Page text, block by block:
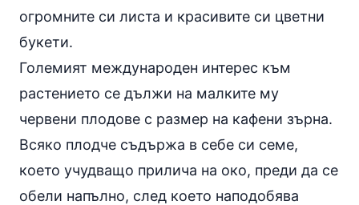
огромните си листа и красивите си цветни
букети.
Големият международен интерес към
растението се дължи на малките му
червени плодове с размер на кафени зърна.
Всяко плодче съдържа в себе си семе,
което учудващо прилича на око, преди да се
обели напълно, след което наподобява